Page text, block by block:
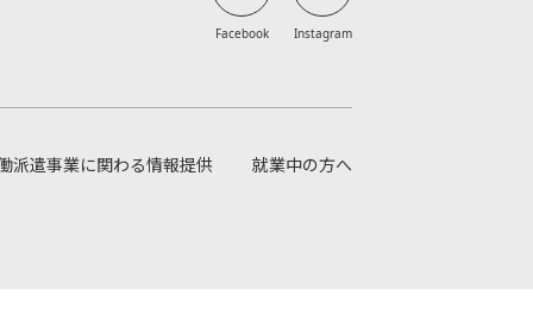
Facebook Instagram
派遣事業に関わる情報提供 就業中の方へ